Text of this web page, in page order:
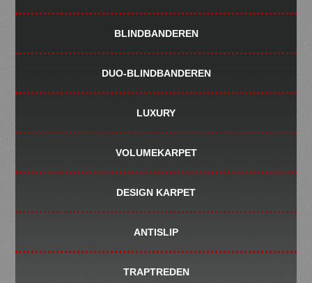
BLINDBANDEREN
DUO-BLINDBANDEREN
LUXURY
VOLUMEKARPET
DESIGN KARPET
ANTISLIP
TRAPTREDEN